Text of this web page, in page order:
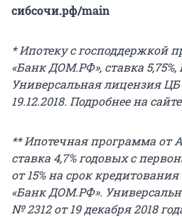
сибсочи.рф/main
* Ипотеку с господдержкой
«Банк ДОМ.РФ», ставка 5,75%,
Универсальная лицензия
19.12.2018. Подробнее на сайте
** Ипотечная программа от
ставка 4,7% годовых с
от 15% на срок
«Банк ДОМ.РФ».
№ 2312 от 19 декабря 2018